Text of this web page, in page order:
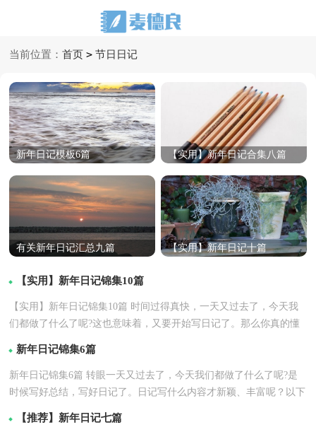
当前位置：首页 > 节日日记
新年日记模板6篇 【实用】新年日记合集八篇
有关新年日记汇总九篇 【实用】新年日记十篇
【实用】新年日记锦集10篇
【实用】新年日记锦集10篇 时间过得真快，一天又过去了，今天我
们都做了什么了呢?这也意味着，又要开始写日记了。那么你真的懂
得怎么写日记吗？...【
新年日记锦集6篇
新年日记锦集6篇 转眼一天又过去了，今天我们都做了什么了呢?是
时候写好总结，写好日记了。日记写什么内容才新颖、丰富呢？以下
是小编为大家整...【
详情】
【推荐】新年日记七篇